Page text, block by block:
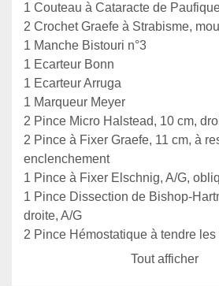
1 Couteau à Cataracte de
2 Crochet Graefe à Strabisme,
1 Manche Bistouri n°3
1 Ecarteur Bonn
1 Ecarteur Arruga
1 Marqueur Meyer
2 Pince Micro Halstead, 10 cm,
2 Pince à Fixer Graefe, 11 cm, à
enclenchement
1 Pince à Fixer Elschnig, A/G,
1 Pince Dissection de Bishop-
droite, A/G
2 Pince Hémostatique à tendre les
Tout afficher